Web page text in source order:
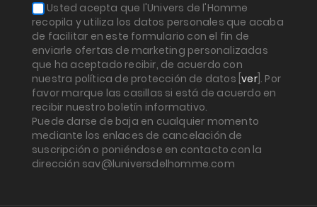
Usted acepta que l'Univers de l'Homme
recopila y utiliza los datos personales que acaba
de facilitar en este formulario con el fin de
enviarle ofertas de marketing personalizadas
que ha aceptado recibir, de acuerdo con
nuestra política de protección de datos [ver]. Por
favor marque las casillas si está de acuerdo en
recibir nuestro boletín informativo.
Puede darse de baja en cualquier momento
mediante los enlaces de cancelación de
suscripción o poniéndose en contacto con la
dirección sav@luniversdelhomme.com